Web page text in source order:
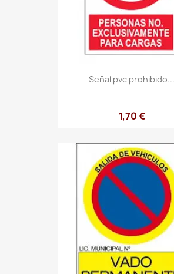
Señal pvc prohibido...
1,70 €